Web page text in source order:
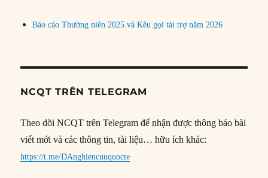
Báo cáo Thường niên 2025 và Kêu gọi tài trợ năm 2026
NCQT TRÊN TELEGRAM
Theo dõi NCQT trên Telegram để nhận được thông báo bài
viết mới và các thông tin, tài liệu… hữu ích khác:
https://t.me/DAnghiencuuquocte